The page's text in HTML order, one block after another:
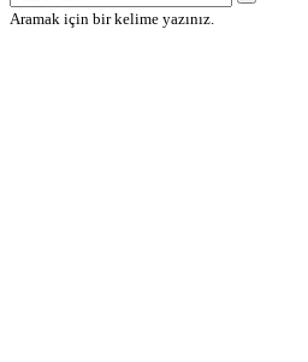
Aramak için bir kelime yazınız.